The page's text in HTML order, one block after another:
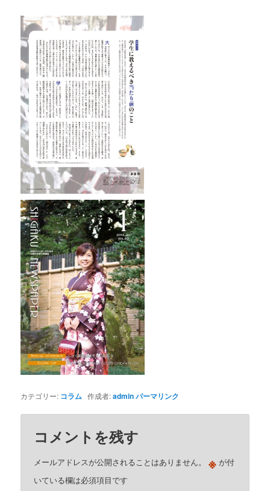
カテゴリー: コラム 作成者:adminパーマリンク
コメントを残す
メールアドレスが公開されることはありません。 ※ が付
いている欄は必須項目です